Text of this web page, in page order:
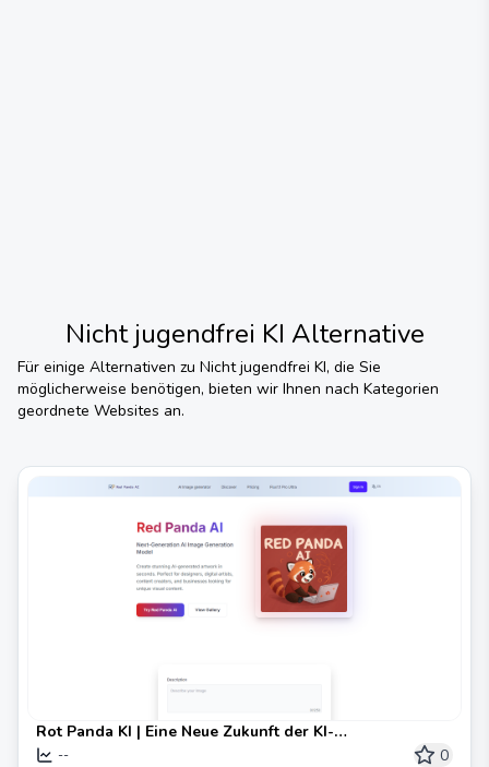
Nicht jugendfrei KI Alternative
Für einige Alternativen zu Nicht jugendfrei KI, die Sie
möglicherweise benötigen, bieten wir Ihnen nach Kategorien
geordnete Websites an.
Rot Panda KI | Eine Neue Zukunft der KI-
Bildgenerierung
-- 0